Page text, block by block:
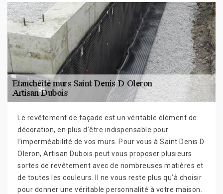
Le revêtement de façade est un véritable élément de
décoration, en plus d’être indispensable pour
l’imperméabilité de vos murs. Pour vous à Saint Denis D
Oleron, Artisan Dubois peut vous proposer plusieurs
sortes de revêtement avec de nombreuses matières et
de toutes les couleurs. Il ne vous reste plus qu’à choisir
pour donner une véritable personnalité à votre maison.